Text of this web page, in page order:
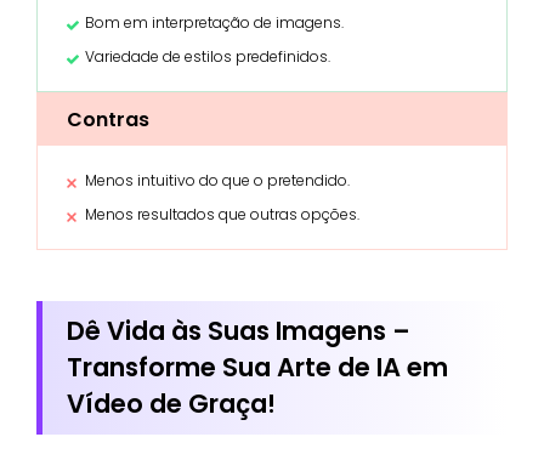
Bom em interpretação de imagens.
Variedade de estilos predefinidos.
Contras
Menos intuitivo do que o pretendido.
Menos resultados que outras opções.
Dê Vida às Suas Imagens –
Transforme Sua Arte de IA em
Vídeo de Graça!